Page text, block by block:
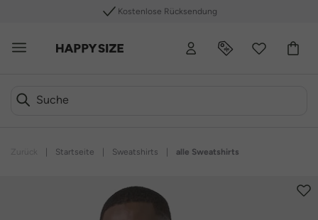
Kostenlose Rücksendung
Startseite Sweatshirts alle Sweatshirts